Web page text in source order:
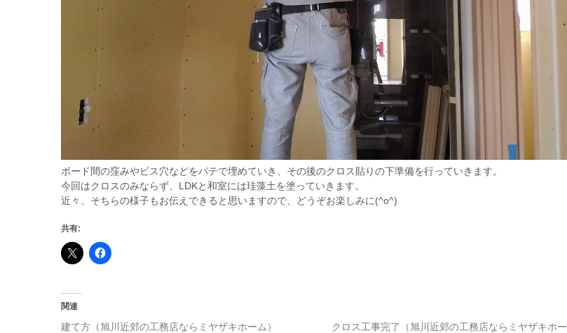
ボード間の窪みやビス穴などをパテで埋めていき、その後のクロス貼りの下準備を行っていきます。
今回はクロスのみならず、LDKと和室には珪藻土を塗っていきます。
近々、そちらの様子もお伝えできると思いますので、どうぞお楽しみに(^o^)
共有:
関連
建て方（旭川近郊の工務店ならミヤザキホーム）
クロス工事完了（旭川近郊の工務店ならミヤザキホー